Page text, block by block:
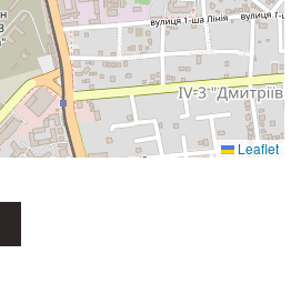
Leaflet